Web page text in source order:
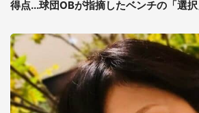
得点...球団OBが指摘したベンチの「選択